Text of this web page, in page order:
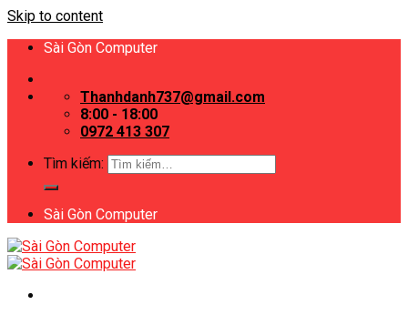
Skip to content
Sài Gòn Computer
Thanhdanh737@gmail.com
8:00 - 18:00
0972 413 307
Tìm kiếm:
Sài Gòn Computer